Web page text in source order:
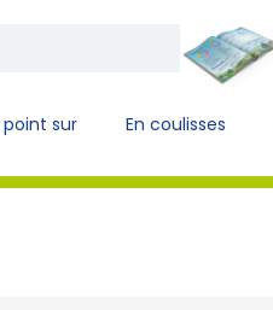
point sur En coulisses